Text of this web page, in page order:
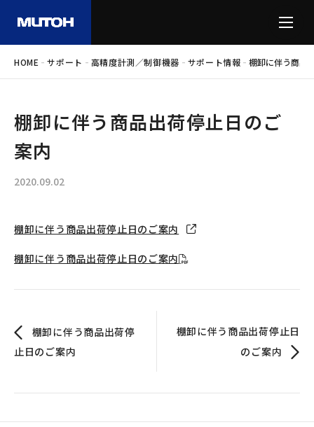
HOME -サポート - 高精度計測／制御機器 - サポート情報 -棚卸に伴う商品
棚卸に伴う商品出荷停止日のご
案内
2020.09.02
棚卸に伴う商品出荷停止日のご案内
棚卸に伴う商品出荷停止日のご案内
棚卸に伴う商品出荷停
止日のご案内
棚卸に伴う商品出荷停止日
のご案内